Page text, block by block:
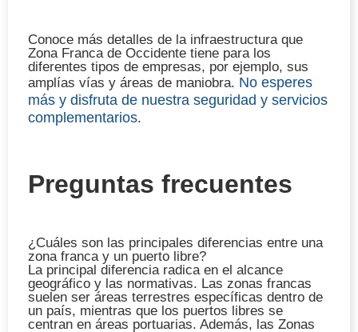
Conoce más detalles de la infraestructura que
Zona Franca de Occidente tiene para los
diferentes tipos de empresas, por ejemplo, sus
amplías vías y áreas de maniobra. No esperes
más y disfruta de nuestra seguridad y servicios
complementarios.
Preguntas frecuentes
¿Cuáles son las principales diferencias entre una
zona franca y un puerto libre?
La principal diferencia radica en el alcance
geográfico y las normativas. Las zonas francas
suelen ser áreas terrestres específicas dentro de
un país, mientras que los puertos libres se
centran en áreas portuarias. Además, las Zonas